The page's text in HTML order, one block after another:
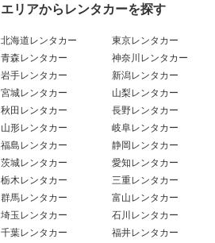
エリアからレンタカーを探す
北海道レンタカー
青森レンタカー
岩手レンタカー
宮城レンタカー
秋田レンタカー
山形レンタカー
福島レンタカー
茨城レンタカー
栃木レンタカー
群馬レンタカー
埼玉レンタカー
千葉レンタカー
東京レンタカー
神奈川レンタカー
新潟レンタカー
山梨レンタカー
長野レンタカー
岐阜レンタカー
静岡レンタカー
愛知レンタカー
三重レンタカー
富山レンタカー
石川レンタカー
福井レンタカー